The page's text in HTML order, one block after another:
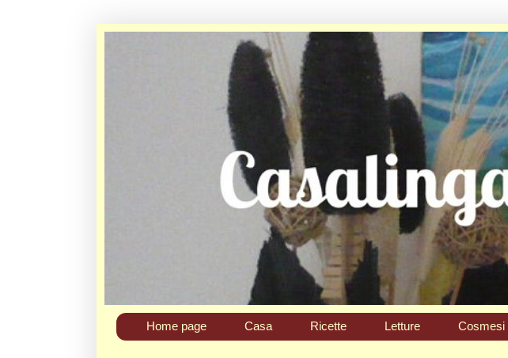
Home page Casa Ricette Letture Cosmesi